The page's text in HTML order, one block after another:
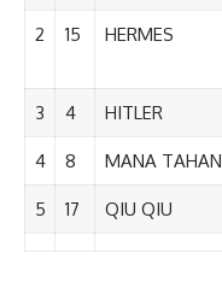
2 15 HERMES
3 4 HITLER
4 8 MANA TAHAN
5 17 QIU QIU